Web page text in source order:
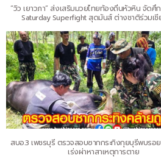
“วิว เยาวภา” ส่งเสริมมวยไทยท้องถิ่นหัวหิน จัดศึ
Saturday Superfight สุดมันส์ ต่างชาติร่วมเ
สบอ.3 เพชรบุรี ตรวจสอบซากกระทิงกุยบุรีพบรอ
เร่งผ่าหาสาเหตุการตาย